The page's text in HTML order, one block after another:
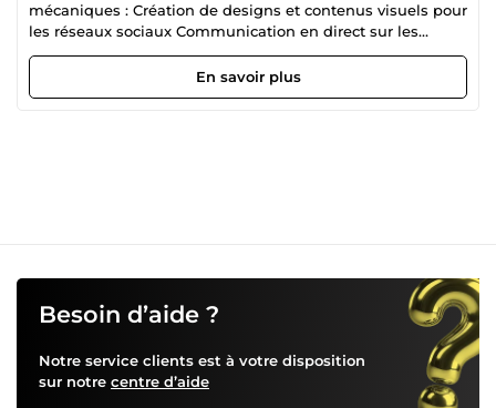
mécaniques : Création de designs et contenus visuels pour
les réseaux sociaux Communication en direct sur les
compétitions Soutien logistique et opérationnel sur les
En savoir plus
Besoin d’aide ?
Notre service clients est à votre disposition
sur notre centre d’aide